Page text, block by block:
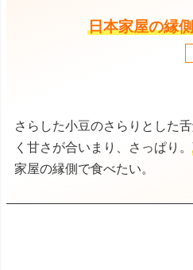
日本家屋の縁
さらした小豆のさらりとした
く甘さが合いまり、さっぱり。
家屋の縁側で食べたい。